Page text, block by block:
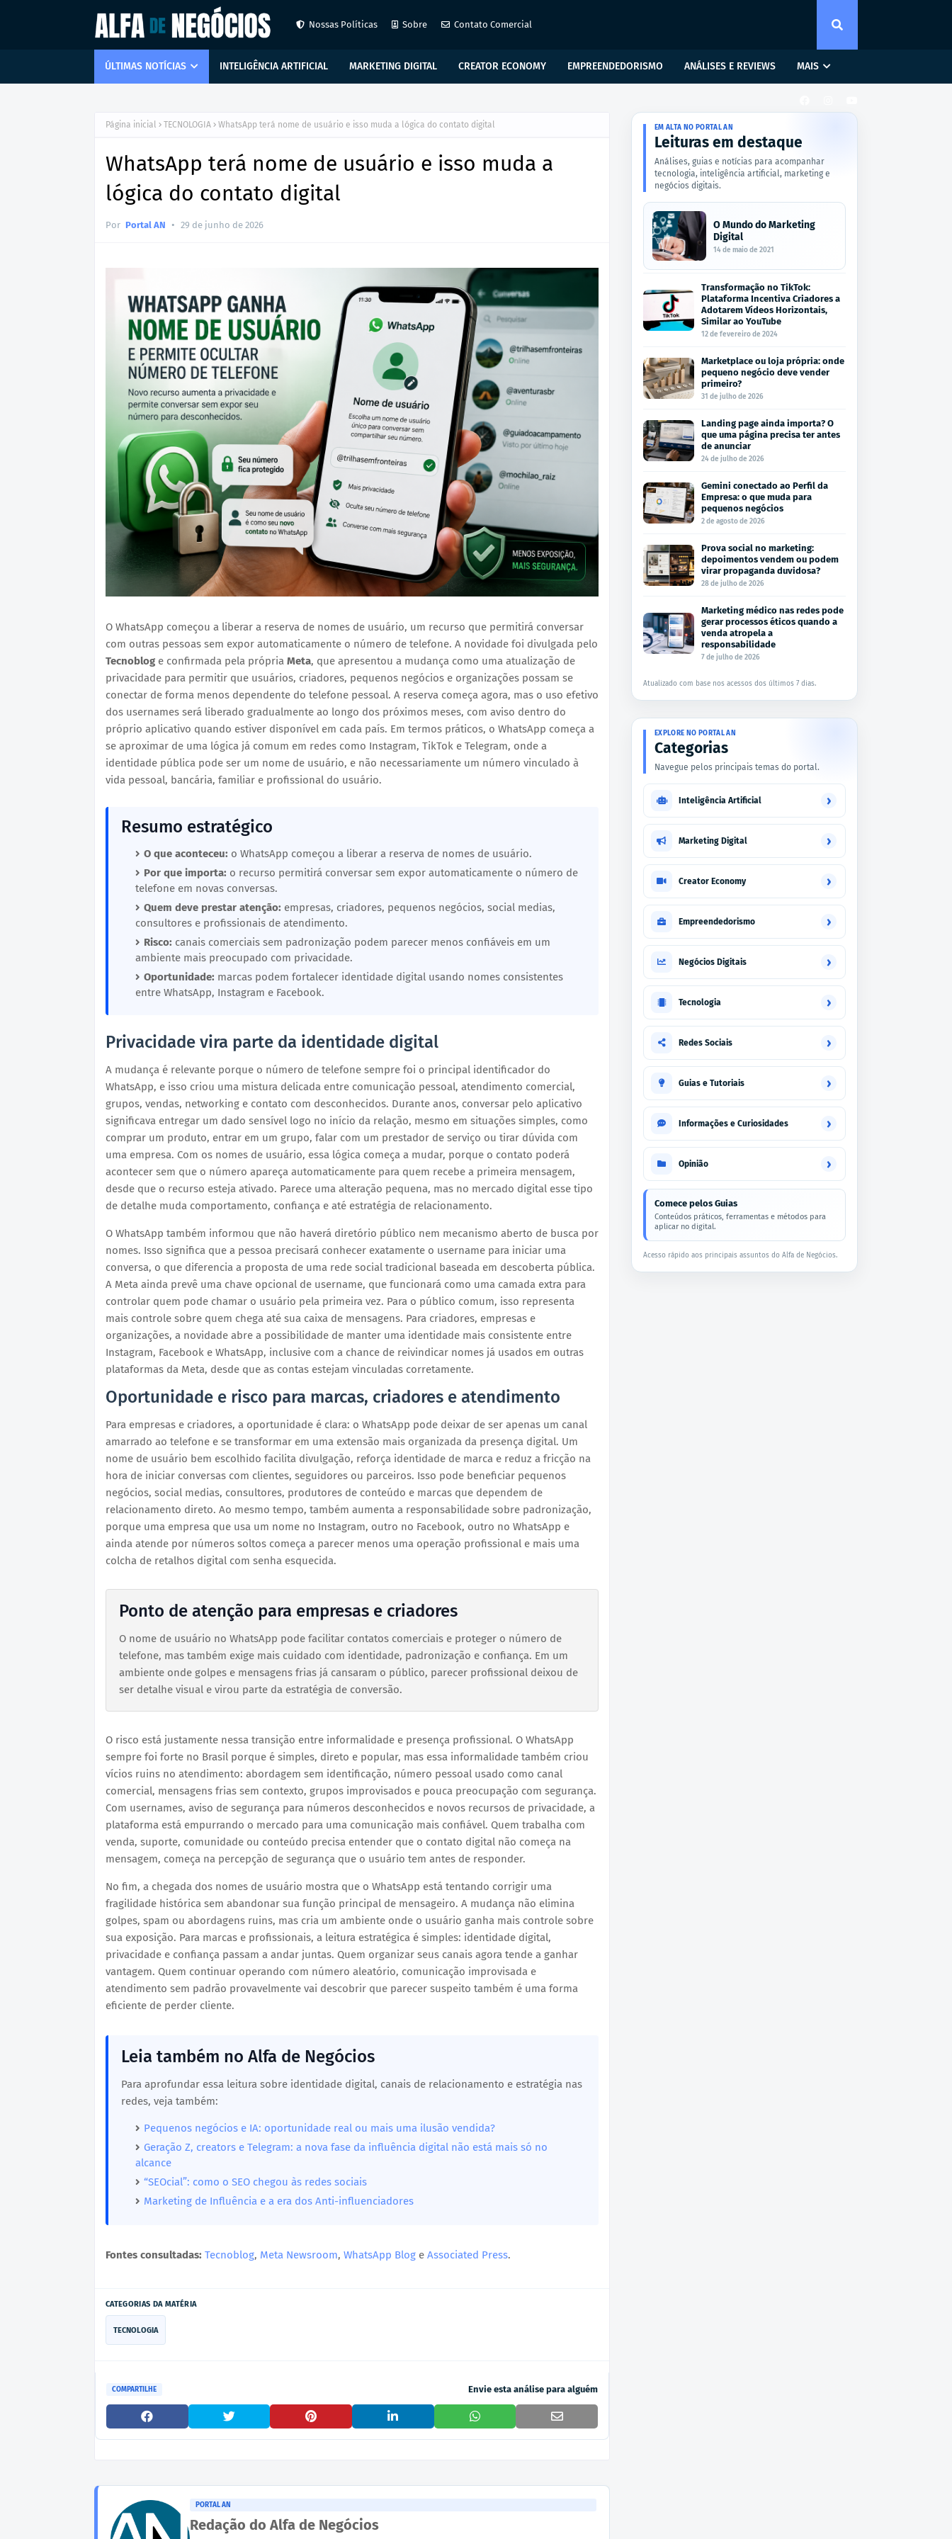
Nossas Políticas Sobre Contato Comercial
ÚLTIMAS NOTÍCIAS INTELIGÊNCIA ARTIFICIAL MARKETING DIGITAL CREATOR ECONOMY EMPREENDEDORISMO ANÁLISES E REVIEWS MAIS
Página inicial TECNOLOGIA WhatsApp terá nome de usuário e isso muda a lógica do contato digital
WhatsApp terá nome de usuário e isso muda a
lógica do contato digital
Por Portal AN • 29 de junho de 2026
O WhatsApp começou a liberar a reserva de nomes de usuário, um recurso que permitirá conversar
com outras pessoas sem expor automaticamente o número de telefone. A novidade foi divulgada pelo
Tecnoblog e confirmada pela própria Meta, que apresentou a mudança como uma atualização de
privacidade para permitir que usuários, criadores, pequenos negócios e organizações possam se
conectar de forma menos dependente do telefone pessoal. A reserva começa agora, mas o uso efetivo
dos usernames será liberado gradualmente ao longo dos próximos meses, com aviso dentro do
próprio aplicativo quando estiver disponível em cada país. Em termos práticos, o WhatsApp começa a
se aproximar de uma lógica já comum em redes como Instagram, TikTok e Telegram, onde a
identidade pública pode ser um nome de usuário, e não necessariamente um número vinculado à
vida pessoal, bancária, familiar e profissional do usuário.
Resumo estratégico
O que aconteceu: o WhatsApp começou a liberar a reserva de nomes de usuário.
Por que importa: o recurso permitirá conversar sem expor automaticamente o número de
telefone em novas conversas.
Quem deve prestar atenção: empresas, criadores, pequenos negócios, social medias,
consultores e profissionais de atendimento.
Risco: canais comerciais sem padronização podem parecer menos confiáveis em um
ambiente mais preocupado com privacidade.
Oportunidade: marcas podem fortalecer identidade digital usando nomes consistentes
entre WhatsApp, Instagram e Facebook.
Privacidade vira parte da identidade digital
A mudança é relevante porque o número de telefone sempre foi o principal identificador do
WhatsApp, e isso criou uma mistura delicada entre comunicação pessoal, atendimento comercial,
grupos, vendas, networking e contato com desconhecidos. Durante anos, conversar pelo aplicativo
significava entregar um dado sensível logo no início da relação, mesmo em situações simples, como
comprar um produto, entrar em um grupo, falar com um prestador de serviço ou tirar dúvida com
uma empresa. Com os nomes de usuário, essa lógica começa a mudar, porque o contato poderá
acontecer sem que o número apareça automaticamente para quem recebe a primeira mensagem,
desde que o recurso esteja ativado. Parece uma alteração pequena, mas no mercado digital esse tipo
de detalhe muda comportamento, confiança e até estratégia de relacionamento.
O WhatsApp também informou que não haverá diretório público nem mecanismo aberto de busca por
nomes. Isso significa que a pessoa precisará conhecer exatamente o username para iniciar uma
conversa, o que diferencia a proposta de uma rede social tradicional baseada em descoberta pública.
A Meta ainda prevê uma chave opcional de username, que funcionará como uma camada extra para
controlar quem pode chamar o usuário pela primeira vez. Para o público comum, isso representa
mais controle sobre quem chega até sua caixa de mensagens. Para criadores, empresas e
organizações, a novidade abre a possibilidade de manter uma identidade mais consistente entre
Instagram, Facebook e WhatsApp, inclusive com a chance de reivindicar nomes já usados em outras
plataformas da Meta, desde que as contas estejam vinculadas corretamente.
Oportunidade e risco para marcas, criadores e atendimento
Para empresas e criadores, a oportunidade é clara: o WhatsApp pode deixar de ser apenas um canal
amarrado ao telefone e se transformar em uma extensão mais organizada da presença digital. Um
nome de usuário bem escolhido facilita divulgação, reforça identidade de marca e reduz a fricção na
hora de iniciar conversas com clientes, seguidores ou parceiros. Isso pode beneficiar pequenos
negócios, social medias, consultores, produtores de conteúdo e marcas que dependem de
relacionamento direto. Ao mesmo tempo, também aumenta a responsabilidade sobre padronização,
porque uma empresa que usa um nome no Instagram, outro no Facebook, outro no WhatsApp e
ainda atende por números soltos começa a parecer menos uma operação profissional e mais uma
colcha de retalhos digital com senha esquecida.
Ponto de atenção para empresas e criadores
O nome de usuário no WhatsApp pode facilitar contatos comerciais e proteger o número de
telefone, mas também exige mais cuidado com identidade, padronização e confiança. Em um
ambiente onde golpes e mensagens frias já cansaram o público, parecer profissional deixou de
ser detalhe visual e virou parte da estratégia de conversão.
O risco está justamente nessa transição entre informalidade e presença profissional. O WhatsApp
sempre foi forte no Brasil porque é simples, direto e popular, mas essa informalidade também criou
vícios ruins no atendimento: abordagem sem identificação, número pessoal usado como canal
comercial, mensagens frias sem contexto, grupos improvisados e pouca preocupação com segurança.
Com usernames, aviso de segurança para números desconhecidos e novos recursos de privacidade, a
plataforma está empurrando o mercado para uma comunicação mais confiável. Quem trabalha com
venda, suporte, comunidade ou conteúdo precisa entender que o contato digital não começa na
mensagem, começa na percepção de segurança que o usuário tem antes de responder.
No fim, a chegada dos nomes de usuário mostra que o WhatsApp está tentando corrigir uma
fragilidade histórica sem abandonar sua função principal de mensageiro. A mudança não elimina
golpes, spam ou abordagens ruins, mas cria um ambiente onde o usuário ganha mais controle sobre
sua exposição. Para marcas e profissionais, a leitura estratégica é simples: identidade digital,
privacidade e confiança passam a andar juntas. Quem organizar seus canais agora tende a ganhar
vantagem. Quem continuar operando com número aleatório, comunicação improvisada e
atendimento sem padrão provavelmente vai descobrir que parecer suspeito também é uma forma
eficiente de perder cliente.
Leia também no Alfa de Negócios
Para aprofundar essa leitura sobre identidade digital, canais de relacionamento e estratégia nas
redes, veja também:
Pequenos negócios e IA: oportunidade real ou mais uma ilusão vendida?
Geração Z, creators e Telegram: a nova fase da influência digital não está mais só no
alcance
“SEOcial”: como o SEO chegou às redes sociais
Marketing de Influência e a era dos Anti-influenciadores
Fontes consultadas: Tecnoblog, Meta Newsroom, WhatsApp Blog e Associated Press.
CATEGORIAS DA MATÉRIA
TECNOLOGIA
COMPARTILHE Envie esta análise para alguém
PORTAL AN
Redação do Alfa de Negócios
EM ALTA NO PORTAL AN
Leituras em destaque
Análises, guias e notícias para acompanhar
tecnologia, inteligência artificial, marketing e
negócios digitais.
O Mundo do Marketing
Digital
14 de maio de 2021
Transformação no TikTok:
Plataforma Incentiva Criadores a
Adotarem Vídeos Horizontais,
Similar ao YouTube
12 de fevereiro de 2024
Marketplace ou loja própria: onde
pequeno negócio deve vender
primeiro?
31 de julho de 2026
Landing page ainda importa? O
que uma página precisa ter antes
de anunciar
24 de julho de 2026
Gemini conectado ao Perfil da
Empresa: o que muda para
pequenos negócios
2 de agosto de 2026
Prova social no marketing:
depoimentos vendem ou podem
virar propaganda duvidosa?
28 de julho de 2026
Marketing médico nas redes pode
gerar processos éticos quando a
venda atropela a
responsabilidade
7 de julho de 2026
Atualizado com base nos acessos dos últimos 7 dias.
EXPLORE NO PORTAL AN
Categorias
Navegue pelos principais temas do portal.
Inteligência Artificial ›
Marketing Digital ›
Creator Economy ›
Empreendedorismo ›
Negócios Digitais ›
Tecnologia ›
Redes Sociais ›
Guias e Tutoriais ›
Informações e Curiosidades ›
Opinião ›
Comece pelos Guias
Conteúdos práticos, ferramentas e métodos para
aplicar no digital.
Acesso rápido aos principais assuntos do Alfa de Negócios.